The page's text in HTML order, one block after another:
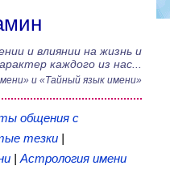
и влиянии на жизнь и
каждого из нас...
» и «Тайный язык имени»
общения с
тезки|
| Астрология имени